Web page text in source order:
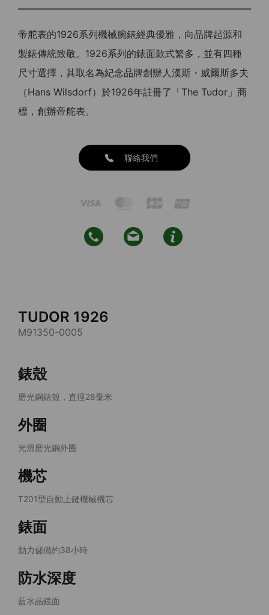
帝舵表的1926系列機械腕錶經典優雅，向品牌起源和
製錶傳統致敬。1926系列的錶面款式繁多，並有四種
尺寸選擇，其取名為紀念品牌創辦人漢斯・威爾斯多夫
（Hans Wilsdorf）於1926年註冊了「The Tudor」商
標，創辦帝舵表。
聯絡我們
TUDOR 1926
M91350-0005
錶殼
磨光鋼錶殼，直徑28毫米
外圈
光滑磨光鋼外圈
機芯
T201型自動上鏈機械機芯
錶面
動力儲備約38小時
防水深度
藍水晶鏡面